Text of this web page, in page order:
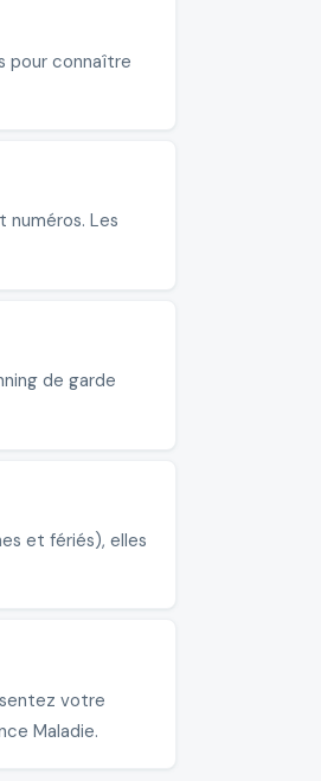
pour connaître
Les
de garde
et fériés), elles
votre
Maladie.